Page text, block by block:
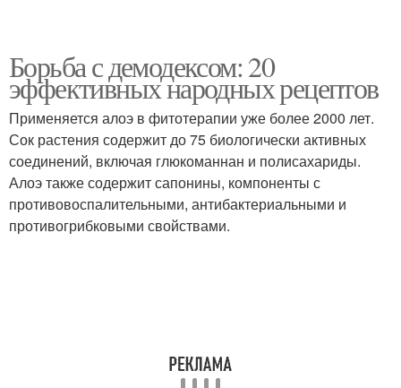
Борьба с демодексом: 20
эффективных народных рецептов
Применяется алоэ в фитотерапии уже более 2000 лет.
Сок растения содержит до 75 биологически активных
соединений, включая глюкоманнан и полисахариды.
Алоэ также содержит сапонины, компоненты с
противовоспалительными, антибактериальными и
противогрибковыми свойствами.